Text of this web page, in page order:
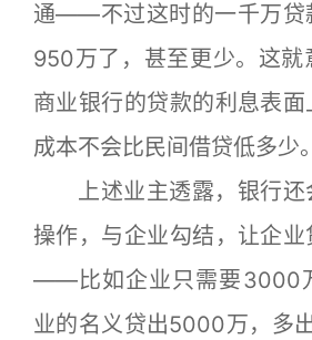
通——不过这时的一千万贷
950万了，甚至更少。这就
商业银行的贷款的利息表
成本不会比民间借贷低多少。
上述业主透露，银行
操作，与企业勾结，让企
——比如企业只需要3000
业的名义贷出5000万，多